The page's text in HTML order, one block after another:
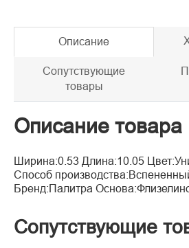
Описание
Сопутствующие
товары
Описание товара
Ширина:0.53 Длина:10.05
Способ
Бренд:Палитра
Сопутствующие